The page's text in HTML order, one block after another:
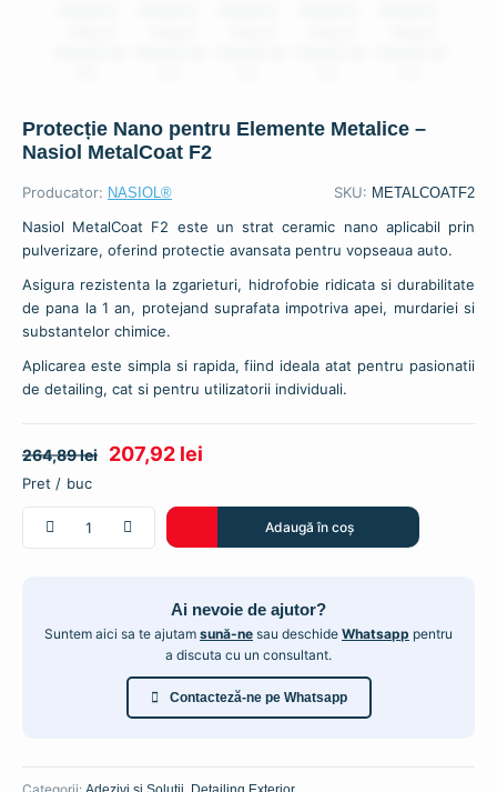
Protecție Nano pentru Elemente Metalice –
Nasiol MetalCoat F2
Producator: NASIOL® SKU: METALCOATF2
Nasiol MetalCoat F2 este un strat ceramic nano aplicabil prin
pulverizare, oferind protectie avansata pentru vopseaua auto.
Asigura rezistenta la zgarieturi, hidrofobie ridicata si durabilitate
de pana la 1 an, protejand suprafata impotriva apei, murdariei si
substantelor chimice.
Aplicarea este simpla si rapida, fiind ideala atat pentru pasionatii
de detailing, cat si pentru utilizatorii individuali.
264,89lei
Prețul
264,89 lei.
207,92 lei
buc
Metalice
Adaugă în coș
Ai nevoie de ajutor?
Suntem aici sa te ajutam sună-ne sau deschide Whatsapp pentru
a discuta cu un consultant.
Contacteză-ne pe Whatsapp